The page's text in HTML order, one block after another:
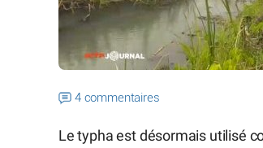
4 commentaires
Le typha est désormais utilisé